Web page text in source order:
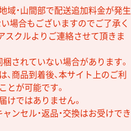
域・山間部で配送追加料金が発生
場合もございますのでご了承く
スクルよりご連絡させて頂きま
されていない場合があります。
商品到着後、本サイト上のご利
とが可能です。
けではありません。
ンセル・返品・交換はお受けでき